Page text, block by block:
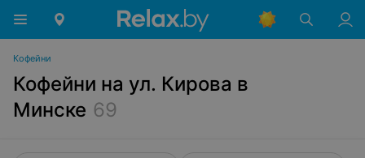
Кофейни
Кофейни на ул. Кирова в
Минске 69